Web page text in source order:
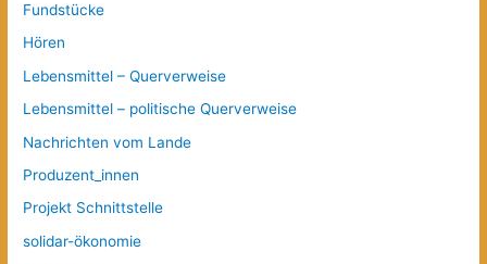
Fundstücke
Hören
Lebensmittel – Querverweise
Lebensmittel – politische Querverweise
Nachrichten vom Lande
Produzent_innen
Projekt Schnittstelle
solidar-ökonomie